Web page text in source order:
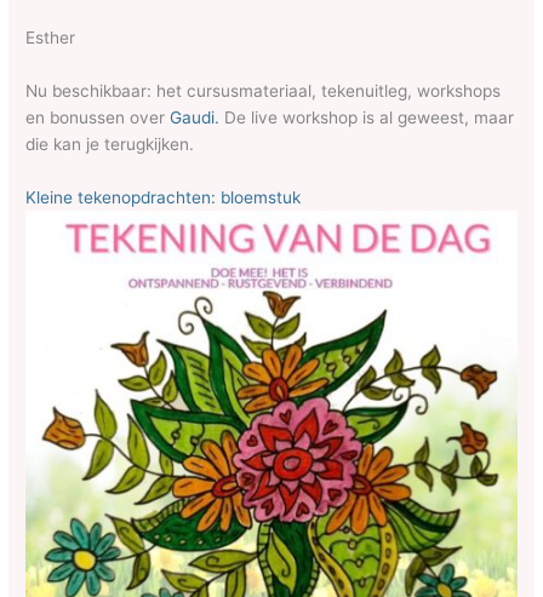
Esther
Nu beschikbaar: het cursusmateriaal, tekenuitleg, workshops
en bonussen overGaudi. De live workshop is al geweest, maar
die kan je terugkijken.
Kleine tekenopdrachten: bloemstuk